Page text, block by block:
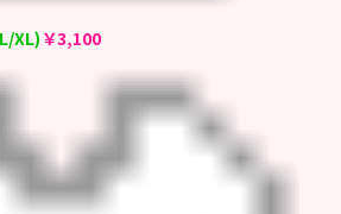
L/XL)￥3,100